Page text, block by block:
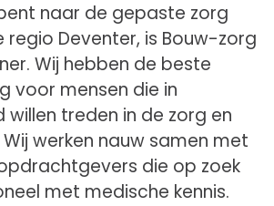
naar de gepaste zorg
Deventer, is Bouw-zorg
Wij hebben de beste
voor mensen die in
treden in de zorg en
werken nauw samen met
die op zoek
met medische kennis.